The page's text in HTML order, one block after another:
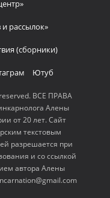
рассылок»
(сборники)
Ютуб
ВСЕ ПРАВА
Алены
от 20 лет. Сайт
текстовым
разрешается при
и со ссылкой
автора Алены